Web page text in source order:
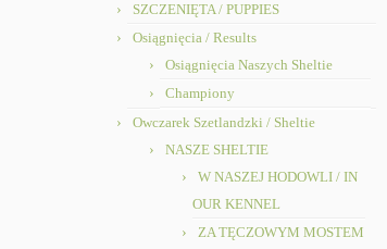
SZCZENIĘTA / PUPPIES
Osiągnięcia / Results
Osiągnięcia Naszych Sheltie
Championy
Owczarek Szetlandzki / Sheltie
NASZE SHELTIE
W NASZEJ HODOWLI / IN
OUR KENNEL
ZA TĘCZOWYM MOSTEM